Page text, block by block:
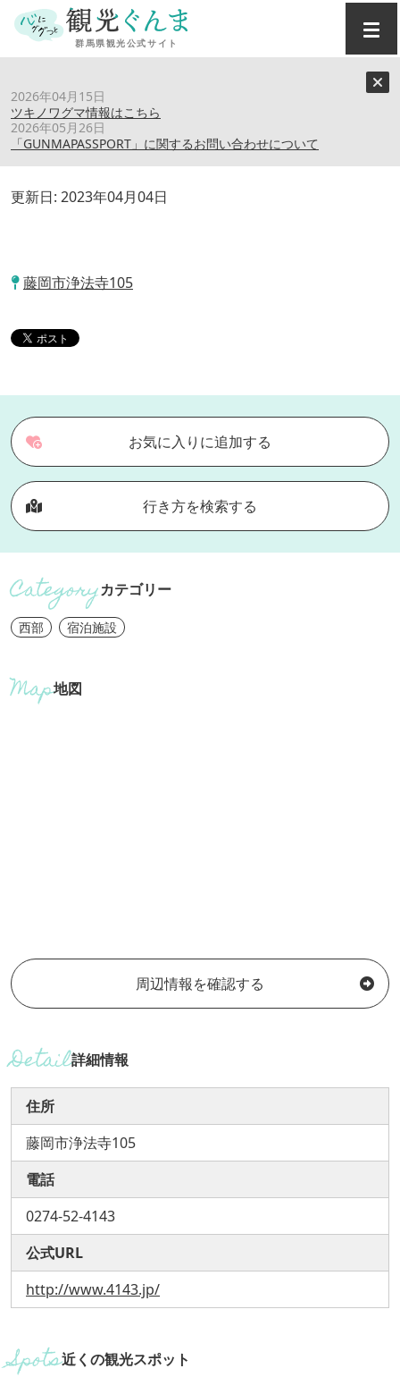
2026年04月15日
ツキノワグマ情報はこちら
2026年05月26日
「GUNMAPASSPORT」に関するお問い合わせについて
鬼石観光ホテル
更新日: 2023年04月04日
藤岡市浄法寺105
お気に入りに追加する
行き方を検索する
カテゴリー
西部 宿泊施設
地図
周辺情報を確認する
詳細情報
住所
藤岡市浄法寺105
電話
0274-52-4143
公式URL
http://www.4143.jp/
近くの観光スポット